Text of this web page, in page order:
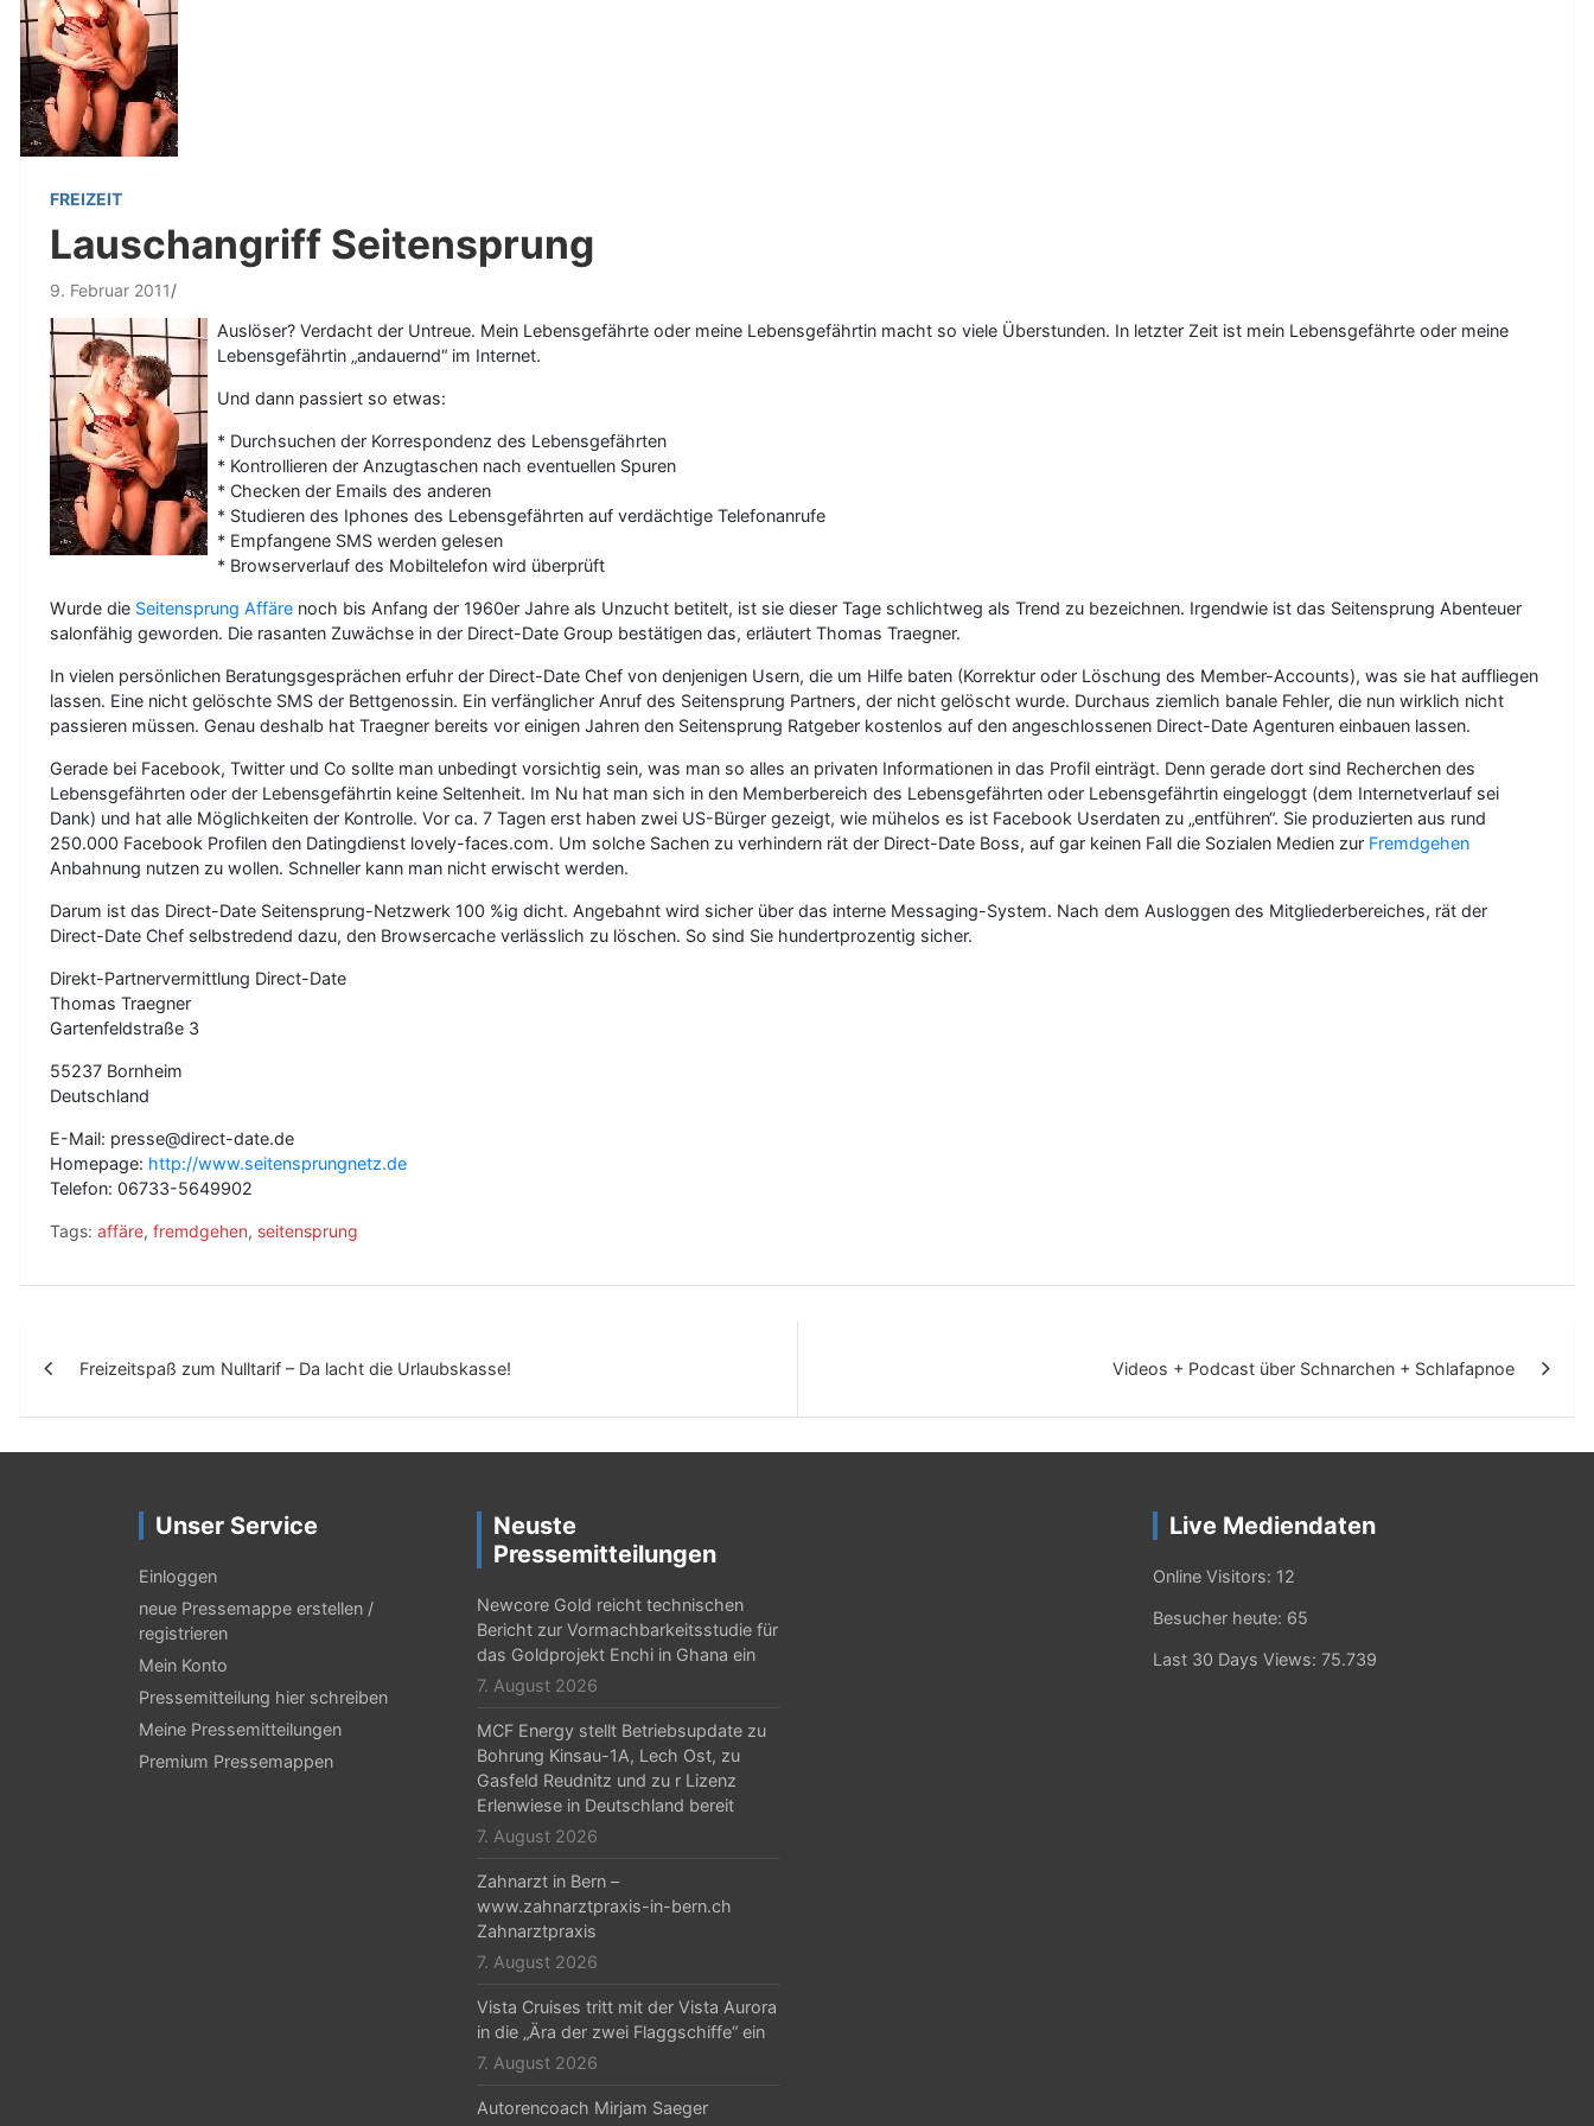
FREIZEIT
Lauschangriff Seitensprung
9. Februar 2011
Auslöser? Verdacht der Untreue. Mein Lebensgefährte oder meine Lebensgefährtin macht so viele Überstunden. In letzter Zeit ist mein Lebensgefährte oder meine
Lebensgefährtin „andauernd“ im Internet.
Und dann passiert so etwas:
* Durchsuchen der Korrespondenz des Lebensgefährten
* Kontrollieren der Anzugtaschen nach eventuellen Spuren
* Checken der Emails des anderen
* Studieren des Iphones des Lebensgefährten auf verdächtige Telefonanrufe
* Empfangene SMS werden gelesen
* Browserverlauf des Mobiltelefon wird überprüft
Wurde die Seitensprung Affäre noch bis Anfang der 1960er Jahre als Unzucht betitelt, ist sie dieser Tage schlichtweg als Trend zu bezeichnen. Irgendwie ist das Seitensprung Abenteuer
salonfähig geworden. Die rasanten Zuwächse in der Direct-Date Group bestätigen das, erläutert Thomas Traegner.
In vielen persönlichen Beratungsgesprächen erfuhr der Direct-Date Chef von denjenigen Usern, die um Hilfe baten (Korrektur oder Löschung des Member-Accounts), was sie hat auffliegen
lassen. Eine nicht gelöschte SMS der Bettgenossin. Ein verfänglicher Anruf des Seitensprung Partners, der nicht gelöscht wurde. Durchaus ziemlich banale Fehler, die nun wirklich nicht
passieren müssen. Genau deshalb hat Traegner bereits vor einigen Jahren den Seitensprung Ratgeber kostenlos auf den angeschlossenen Direct-Date Agenturen einbauen lassen.
Gerade bei Facebook, Twitter und Co sollte man unbedingt vorsichtig sein, was man so alles an privaten Informationen in das Profil einträgt. Denn gerade dort sind Recherchen des
Lebensgefährten oder der Lebensgefährtin keine Seltenheit. Im Nu hat man sich in den Memberbereich des Lebensgefährten oder Lebensgefährtin eingeloggt (dem Internetverlauf sei
Dank) und hat alle Möglichkeiten der Kontrolle. Vor ca. 7 Tagen erst haben zwei US-Bürger gezeigt, wie mühelos es ist Facebook Userdaten zu „entführen“. Sie produzierten aus rund
250.000 Facebook Profilen den Datingdienst lovely-faces.com. Um solche Sachen zu verhindern rät der Direct-Date Boss, auf gar keinen Fall die Sozialen Medien zur Fremdgehen
Anbahnung nutzen zu wollen. Schneller kann man nicht erwischt werden.
Darum ist das Direct-Date Seitensprung-Netzwerk 100 %ig dicht. Angebahnt wird sicher über das interne Messaging-System. Nach dem Ausloggen des Mitgliederbereiches, rät der
Direct-Date Chef selbstredend dazu, den Browsercache verlässlich zu löschen. So sind Sie hundertprozentig sicher.
Direkt-Partnervermittlung Direct-Date
Thomas Traegner
Gartenfeldstraße 3
55237 Bornheim
Deutschland
E-Mail: presse@direct-date.de
Homepage: http://www.seitensprungnetz.de
Telefon: 06733-5649902
Tags: affäre, fremdgehen, seitensprung
i
t
Freizeitspaß zum Nulltarif – Da lacht die Urlaubskasse! Videos + Podcast über Schnarchen + Schlafapnoe
Unser Service
Einloggen
neue Pressemappe erstellen /
registrieren
Mein Konto
Pressemitteilung hier schreiben
Meine Pressemitteilungen
Premium Pressemappen
Neuste
Pressemitteilungen
Newcore Gold reicht technischen
Bericht zur Vormachbarkeitsstudie für
das Goldprojekt Enchi in Ghana ein
7. August 2026
MCF Energy stellt Betriebsupdate zu
Bohrung Kinsau-1A, Lech Ost, zu
Gasfeld Reudnitz und zu r Lizenz
Erlenwiese in Deutschland bereit
7. August 2026
Zahnarzt in Bern –
www.zahnarztpraxis-in-bern.ch
Zahnarztpraxis
7. August 2026
Vista Cruises tritt mit der Vista Aurora
in die „Ära der zwei Flaggschiffe“ ein
7. August 2026
Autorencoach Mirjam Saeger
Live Mediendaten
Online Visitors: 12
Besucher heute: 65
Last 30 Days Views: 75.739